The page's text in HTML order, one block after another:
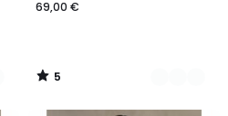
69,00 €
5
/